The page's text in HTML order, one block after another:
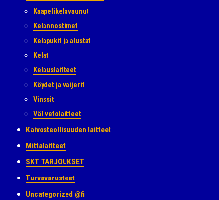
Kaapelikelavaunut
Kelannostimet
Kelapukit ja alustat
Kelat
Kelauslaitteet
Köydet ja vaijerit
Vinssit
Välivetolaitteet
Kaivosteollisuuden laitteet
Mittalaitteet
SKT TARJOUKSET
Turvavarusteet
Uncategorized @fi